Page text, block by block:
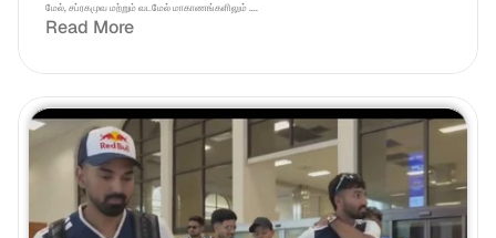
மேல், சப்ரகமுவ மற்றும் வடமேல் மாகாணங்களிலும் ....
Read More